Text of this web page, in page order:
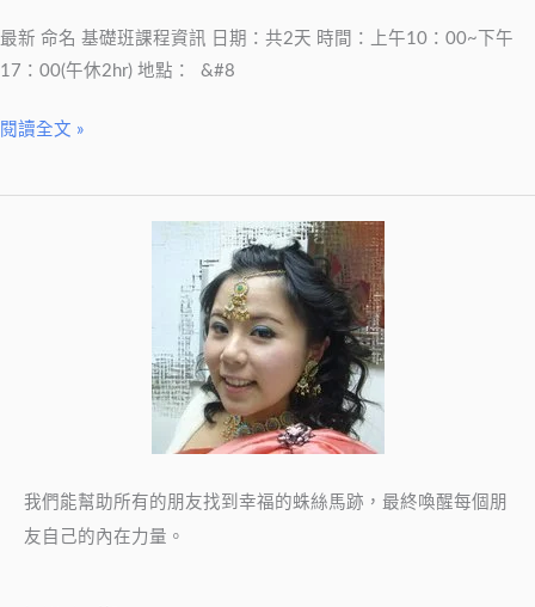
最新 命名 基礎班課程資訊 日期：共2天 時間：上午10：00~下午
17：00(午休2hr) 地點： &#8
在
自
手
閱讀全文 »
我們能幫助所有的朋友找到幸福的蛛絲馬跡，最終喚醒每個朋
友自己的內在力量。